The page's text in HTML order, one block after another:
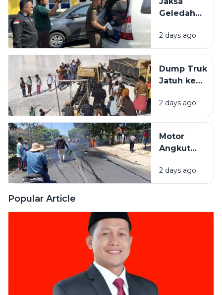
Bangkalan
dan
Geledah
PUPR
Pamekasan,
Terkait
Proyek
Miliar.
2 days ago
Dump Truk
Jatuh ke
Galian C di
Pamekasan,
Selamat
2 days ago
Motor
Angkut
BBM
Terbakar
2 days ago
Popular Article